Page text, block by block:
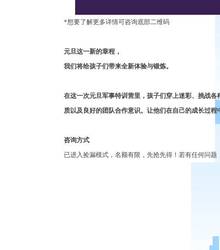
*想要了解更多详情可咨询底部二维码
元旦这一新的章程，
我们将给孩子们带来全新体验与锻炼。
在这一次元旦军事特训营里，孩子们穿上迷彩、挑战
质以及良好的团队合作意识。让他们在自己的成长过程
咨询方式
已进入捡漏模式，名额有限，先抢先得！若有任何问